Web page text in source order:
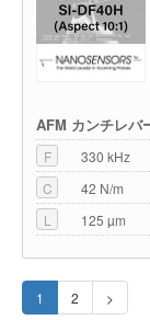
AFM カンチレバ
F
330 kHz
C
42 N/m
L
125 µm
1 2 >